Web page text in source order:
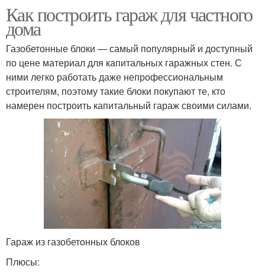
Как построить гараж для частного
дома
Газобетонные блоки — самый популярный и доступный
по цене материал для капитальных гаражных стен. С
ними легко работать даже непрофессиональным
строителям, поэтому такие блоки покупают те, кто
намерен построить капитальный гараж своими силами.
Гараж из газобетонных блоков
Плюсы: